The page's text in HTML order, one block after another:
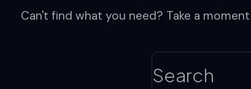
Can't find what you need? Take a